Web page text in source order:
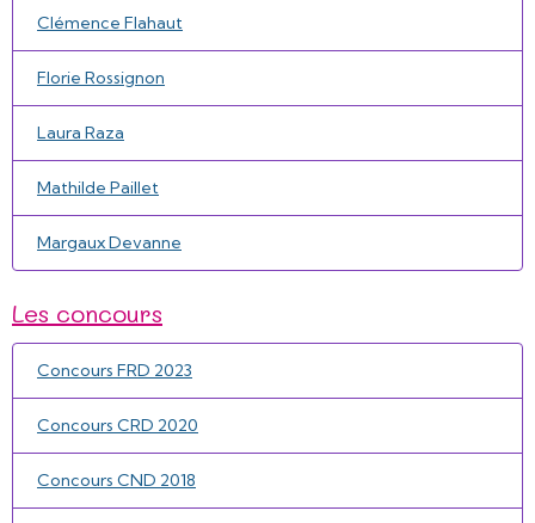
Clémence Flahaut
Florie Rossignon
Laura Raza
Mathilde Paillet
Margaux Devanne
Les concours
Concours FRD 2023
Concours CRD 2020
Concours CND 2018